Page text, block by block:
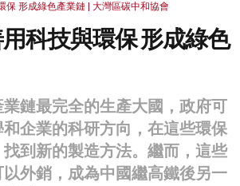
保 形成綠色產業鏈 | 大灣區碳中和協會
科技與環保 形成綠色
鏈最完全的生產大國，政府可
和企業的科研方向，在這些環保
到新的製造方法。繼而，這些
外銷，成為中國繼高鐵後另一